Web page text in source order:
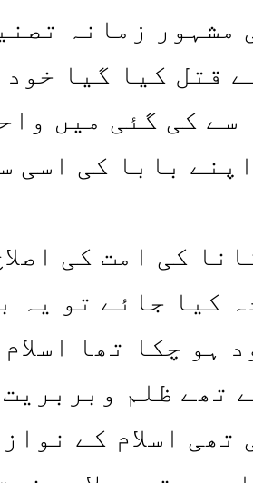
مشہور زمانہ
قتل کیا گیا
کی گئی میں
بابا کی اسی
کی امت کی
کیا جائے تو
ہو چکا تھا
تھے ظلم
اسلام کے